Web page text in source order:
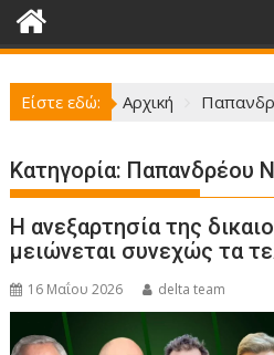
Είστε εδώ: Αρχική
Κατηγορία: Παπανδρέου
Η ανεξαρτησία της
μειώνεται συνεχώς τα
16 Μαΐου 2026 delta team